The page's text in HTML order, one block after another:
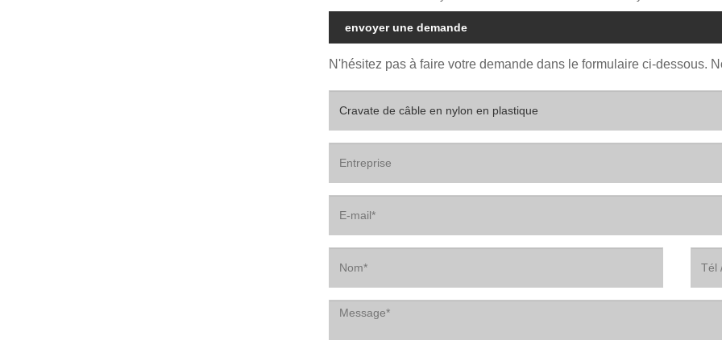
envoyer une demande
N'hésitez pas à faire votre demande dans le formulaire ci-dessous.